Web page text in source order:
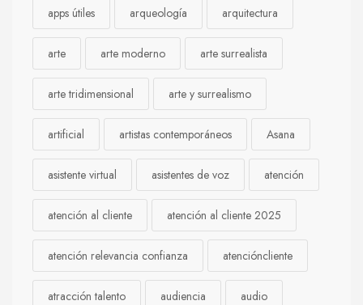
apps útiles arqueología arquitectura
arte arte moderno arte surrealista
arte tridimensional arte y surrealismo
artificial artistas contemporáneos Asana
asistente virtual asistentes de voz atención
atención al cliente atención al cliente 2025
atención relevancia confianza atencióncliente
atracción talento audiencia audio